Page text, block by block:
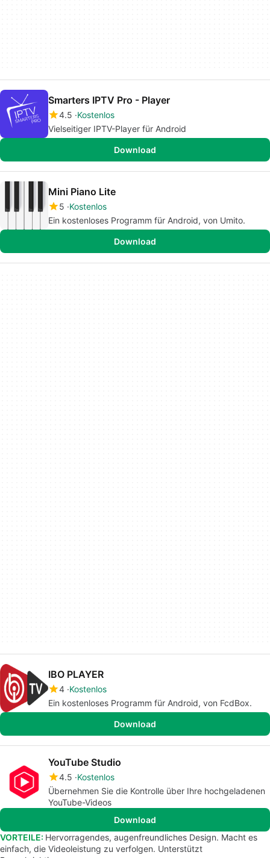
Smarters IPTV Pro - Player
4.5 Kostenlos
Vielseitiger IPTV-Player für Android
Download
Mini Piano Lite
5 Kostenlos
Ein kostenloses Programm für Android, von Umito.
Download
IBO PLAYER
4 Kostenlos
Ein kostenloses Programm für Android, von FcdBox.
Download
YouTube Studio
4.5 Kostenlos
Übernehmen Sie die Kontrolle über Ihre hochgeladenen
YouTube-Videos
Download
VORTEILE: Hervorragendes, augenfreundliches Design. Macht es
einfach, die Videoleistung zu verfolgen. Unterstützt